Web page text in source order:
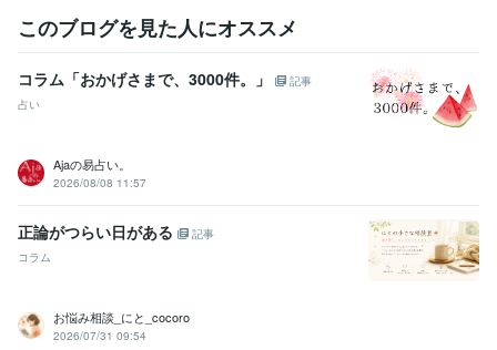
医療・介護 / 薬剤師
経験年数 : 12年
ライフスタイル・その他 / 占い師 経験年数 : 10年
職歴
📕Amazon Kindle本を出版／ 紹介No.① 2025年1月 ~ 現在
2025年
受賞歴
骨粗しょう症の予防法、付き合い方 脳トレゲームをやってみよう！
（高齢者向け） サプリメントの正しい使い方
骨粗しょう症の予防
法、付き合い方
某SF漫画(現在未発表)の原作に協力歴あり（投資関
なぜ薬剤師が占い師になっ
資格・検定
このブログを見た人にオススメ
コラム「おかげさまで、3000件。」
記事
占い
Ajaの易占い。
2026/08/08 11:57
正論がつらい日がある
記事
コラム
お悩み相談_にと_cocoro
2026/07/31 09:54